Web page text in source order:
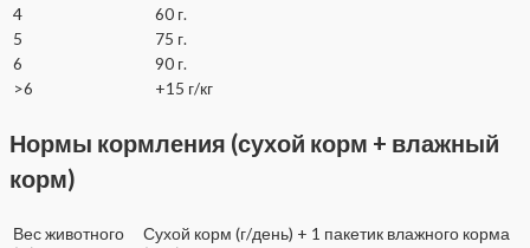
4
60 г.
5
75 г.
6
90 г.
>6
+15 г/кг
Нормы кормления (сухой корм + влажный
корм)
Вес животного
Сухой корм (г/день) + 1 пакетик влажного корма